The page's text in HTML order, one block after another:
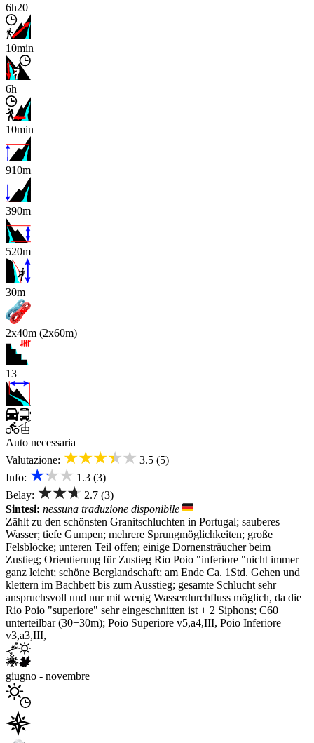
6h20
10min
6h
10min
910m
390m
520m
x
30m
2x40m (2x60m)
13
Auto necessaria
Valutazione: ★★★★★ 3.5 (5)
Info: ★★★ 1.3 (3)
Belay: ★★★ 2.7 (3)
Sintesi: nessuna traduzione disponibile
Zählt zu den schönsten Granitschluchten in Portugal; sauberes
Wasser; tiefe Gumpen; mehrere Sprungmöglichkeiten; große
Felsblöcke; unteren Teil offen; einige Dornensträucher beim
Zustieg; Orientierung für Zustieg Rio Poio "inferiore "nicht immer
ganz leicht; schöne Berglandschaft; am Ende Ca. 1Std. Gehen und
klettern im Bachbett bis zum Ausstieg; gesamte Schlucht sehr
anspruchsvoll und nur mit wenig Wasserdurchfluss möglich, da die
Rio Poio "superiore" sehr eingeschnitten ist + 2 Siphons; C60
unterteilbar (30+30m); Poio Superiore v5,a4,III, Poio Inferiore
v3,a3,III,
giugno - novembre